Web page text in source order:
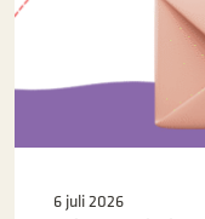
6 juli 2026